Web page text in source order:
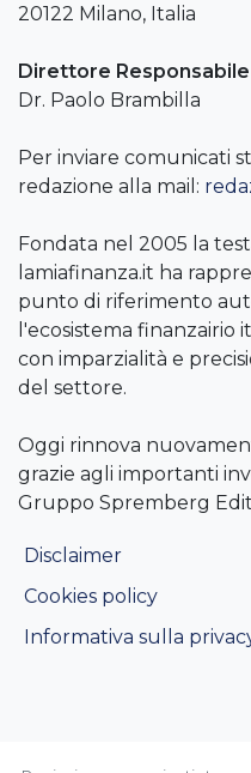
20122 Milano, Italia
Direttore Responsabile
Dr. Paolo Brambilla
Per inviare comunicati
redazione alla mail:
Fondata nel 2005 la
lamiafinanza.it ha
punto di riferimento
l'ecosistema finanzairio
con imparzialità e
del settore.
Oggi rinnova
grazie agli importanti
Gruppo Spremberg
Disclaimer
Cookies policy
Informativa sulla